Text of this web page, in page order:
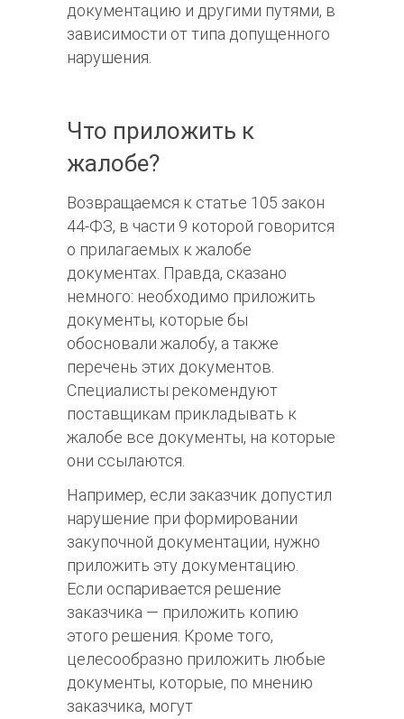
документацию и другими путями, в
зависимости от типа допущенного
нарушения.
Что приложить к
жалобе?
Возвращаемся к статье 105 закон
44-ФЗ, в части 9 которой говорится
о прилагаемых к жалобе
документах. Правда, сказано
немного: необходимо приложить
документы, которые бы
обосновали жалобу, а также
перечень этих документов.
Специалисты рекомендуют
поставщикам прикладывать к
жалобе все документы, на которые
они ссылаются.
Например, если заказчик допустил
нарушение при формировании
закупочной документации, нужно
приложить эту документацию.
Если оспаривается решение
заказчика — приложить копию
этого решения. Кроме того,
целесообразно приложить любые
документы, которые, по мнению
заказчика, могут